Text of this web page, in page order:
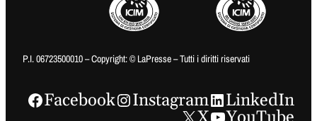
P.I. 06723500010 – Copyright: © LaPresse – Tutti i diritti riservati
Facebook Instagram
LinkedIn